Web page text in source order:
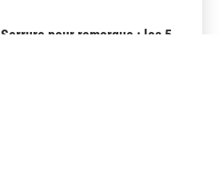
Serrure pour remorque : les 5